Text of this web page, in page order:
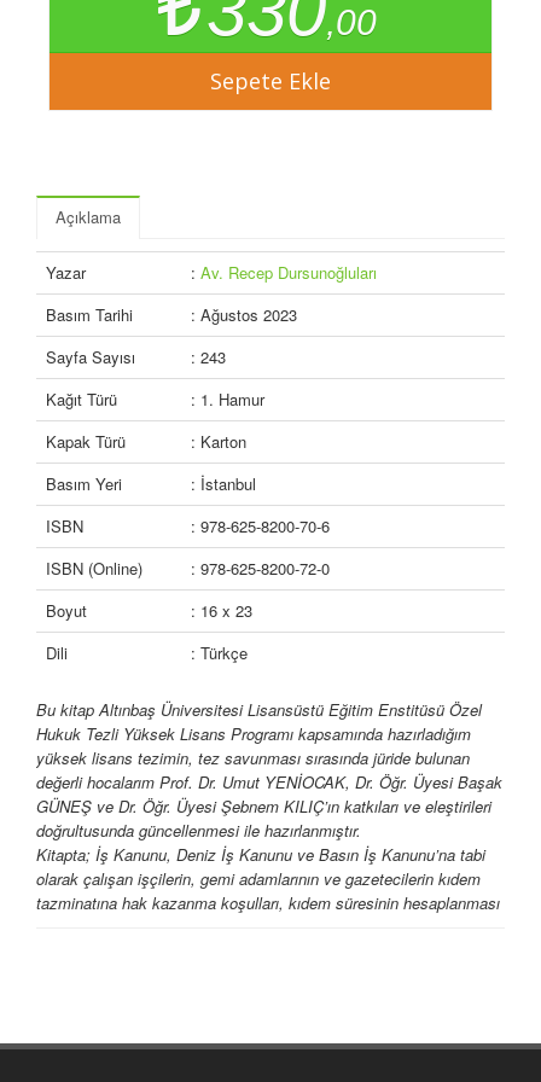
,00
Açıklama
Yazar : Av. Recep Dursunoğluları
Basım Tarihi
: Ağustos 2023
Sayfa Sayısı
: 243
Kağıt Türü
: 1. Hamur
Kapak Türü
: Karton
Basım Yeri
: İstanbul
ISBN
: 978-625-8200-70-6
ISBN (Online)
: 978-625-8200-72-0
Boyut
: 16 x 23
Dili
: Türkçe
Bu kitap Altınbaş Üniversitesi Lisansüstü Eğitim Enstitüsü Özel
Hukuk Tezli Yüksek Lisans Programı kapsamında hazırladığım
yüksek lisans tezimin, tez savunması sırasında jüride bulunan
değerli hocalarım Prof. Dr. Umut YENİOCAK, Dr. Öğr. Üyesi Başak
GÜNEŞ ve Dr. Öğr. Üyesi Şebnem KILIÇ’ın katkıları ve eleştirileri
doğrultusunda güncellenmesi ile hazırlanmıştır.
Kitapta; İş Kanunu, Deniz İş Kanunu ve Basın İş Kanunu’na tabi
olarak çalışan işçilerin, gemi adamlarının ve gazetecilerin kıdem
tazminatına hak kazanma koşulları, kıdem süresinin hesaplanması
sağlanması adına kıdem tazminatı düzenlemesi içeren tüm